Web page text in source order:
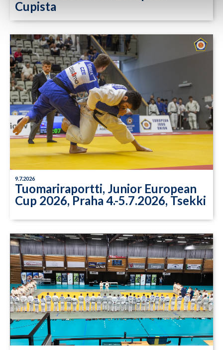
Cupista
9.7.2026
Tuomariraportti, Junior European
Cup 2026, Praha 4.-5.7.2026, Tsekki